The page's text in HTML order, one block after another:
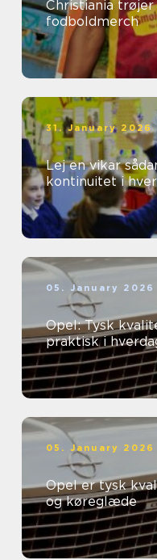
Christiania trøjer mere end bare
fodboldmerch
31. January 2026
Lej en vikar sådan skaber du tryghed og
kontinuitet i
05. January 2026
Opel: Tysk
praktisk i
05. January 2026
Opel er tysk
og køreglæde